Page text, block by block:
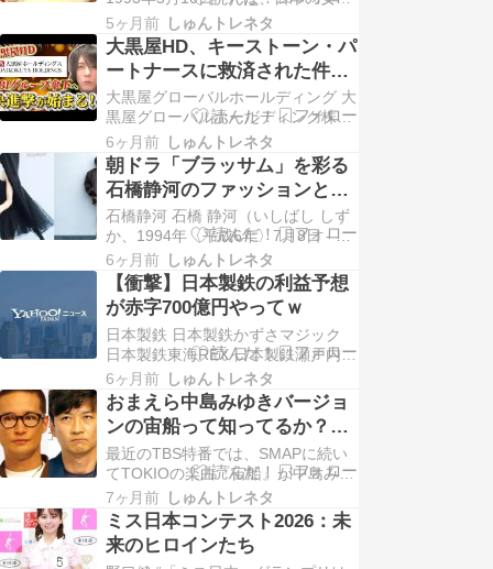
優。神奈川県綾瀬市出身。研音所
属。 1999年6月、セントラル子供劇
団に入団。 2000年9月、TBS『永遠
の1/2』第3話でドラマ初出演。
2002年『借王ファイナル』で映画初
出演。 2005年7月、…
5ヶ月前 しゅんトレネタ
大黒屋HD、キーストーン・パ
ートナースに救済された件ｗ
ｗｗ
大黒屋グローバルホールディング 大
黒屋グローバルホールディング株式
会社（英: Daikokuya Global Holding
Co., Ltd.）は、東京都港区に本社を
置く持株会社。旧社名は株式会社デ
ィーワンダーランド。親会社の大黒
屋ホールディングス株式会社につい
ても当項目に…
6ヶ月前 しゅんトレネタ
朝ドラ「ブラッサム」を彩る
石橋静河のファッションと演
技の魅力
石橋静河 石橋 静河（いしばし しず
か、1994年〈平成6年〉7月8日 - ）
は、日本の女優、ダンサー。 東京都
出身。Plage（プラージュ）を経
て、ヒラタインターナショナルに所
属。父は歌手（元ARBボーカル）で
俳優の石橋凌、母は女優の原田美枝
子、姉はシンガーソングライターの
優…
6ヶ月前 しゅんトレネタ
【衝撃】日本製鉄の利益予想
が赤字700億円やってｗ
日本製鉄 日本製鉄かずさマジック
日本製鉄東海REX 日本製鉄瀬戸内硬
式野球部 日本製鉄山口硬式野球部
日本製鉄九州大分硬式野球部 サッカ
ー 鹿島アントラーズ 日本製鉄室蘭
サッカー部 日本製鉄釜石サッカー部
日本製鉄君津サッカークラブ 日本製
鉄大分サッカー部 バレーボール 日
本…
6ヶ月前 しゅんトレネタ
おまえら中島みゆきバージョ
ンの宙船って知ってるか？バ
カウケやろｗｗ
最近のTBS特番では、SMAPに続い
てTOKIOの楽曲『宙船』が中島みゆ
きさんのバージョンで放送されたこ
とが話題になっていますね。彼女の
歌詞には多くの人々の心に響く力が
あります。特に、聴く人の感情を呼
7ヶ月前 しゅんトレネタ
ミス日本コンテスト2026：未
来のヒロインたち